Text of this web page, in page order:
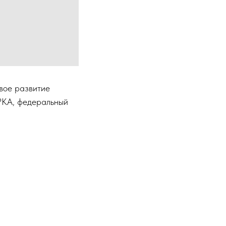
развитие
федеральный